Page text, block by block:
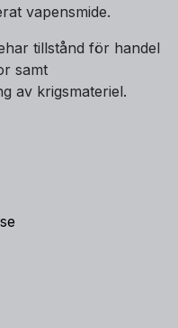
vapensmide.
tillstånd för handel
samt
av krigsmateriel.